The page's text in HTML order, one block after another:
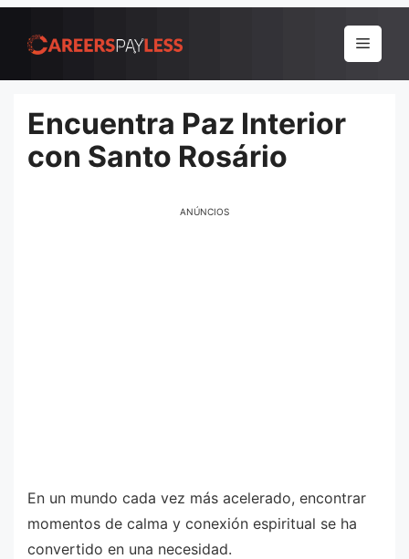
para
conteúdo
Menu
Encuentra Paz Interior
con Santo Rosário
ANÚNCIOS
En un mundo cada vez más acelerado, encontrar
momentos de calma y conexión espiritual se ha
convertido en una necesidad.